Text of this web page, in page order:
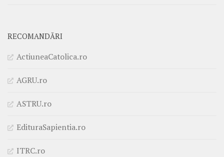
RECOMANDĂRI
ActiuneaCatolica.ro
AGRU.ro
ASTRU.ro
EdituraSapientia.ro
ITRC.ro